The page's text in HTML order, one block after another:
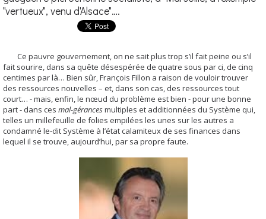
"vertueux", venu d'Alsace"….
Ce pauvre gouvernement, on ne sait plus trop s’il fait peine ou s’il
fait sourire, dans sa quête désespérée de quatre sous par ci, de cinq
centimes par là… Bien sûr, François Fillon a raison de vouloir trouver
des ressources nouvelles – et, dans son cas, des ressources tout
court… - mais, enfin, le nœud du problème est bien - pour une bonne
part - dans ces mal-gérancesmultiples et additionnées du Système qui,
telles un millefeuille de folies empilées les unes sur les autres a
condamné le-dit Système à l’état calamiteux de ses finances dans
lequel il se trouve, aujourd’hui, par sa propre faute.